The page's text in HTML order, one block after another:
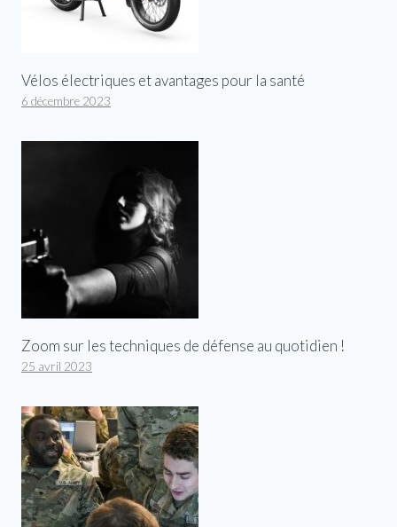
Vélos électriques et avantages pour la santé
6 décembre 2023
Zoom sur les techniques de défense au quotidien !
25 avril 2023